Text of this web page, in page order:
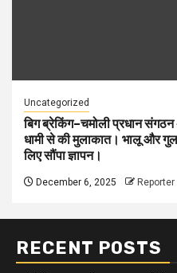
Uncategorized
बिग ब्रेकिंग–चमोली प्रधान संगठन
धामी से की मुलाकात। भालू और
लिए सौंपा ज्ञापन।
December 6, 2025 Reporter
RECENT POSTS